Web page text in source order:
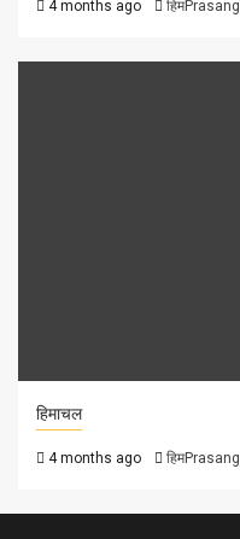
4 months ago हिमPrasang
हिमाचल
4 months ago हिमPrasang